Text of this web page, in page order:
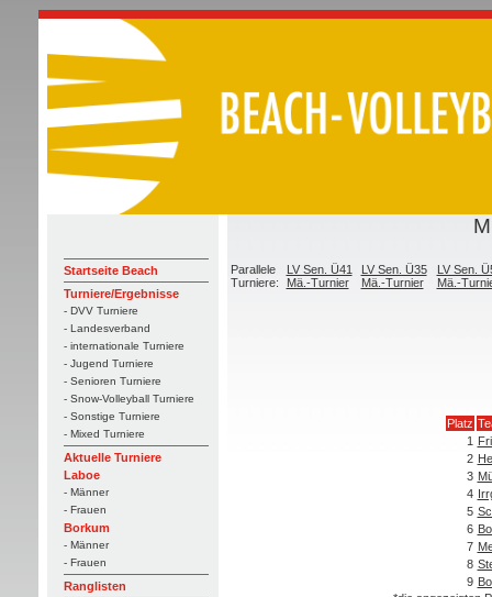
Startseite Beach
Turniere/Ergebnisse
- DVV Turniere
- Landesverband
- internationale Turniere
- Jugend Turniere
- Senioren Turniere
- Snow-Volleyball Turniere
- Sonstige Turniere
- Mixed Turniere
Aktuelle Turniere
Laboe
- Männer
- Frauen
Borkum
- Männer
- Frauen
Ranglisten
Parallele
Turniere:
LV Sen. Ü41
Mä.-Turnier
LV Sen. Ü35
Mä.-Turnier
LV Sen.
Mä.-
Platz
1
2
3
4
5
6
7
8
9